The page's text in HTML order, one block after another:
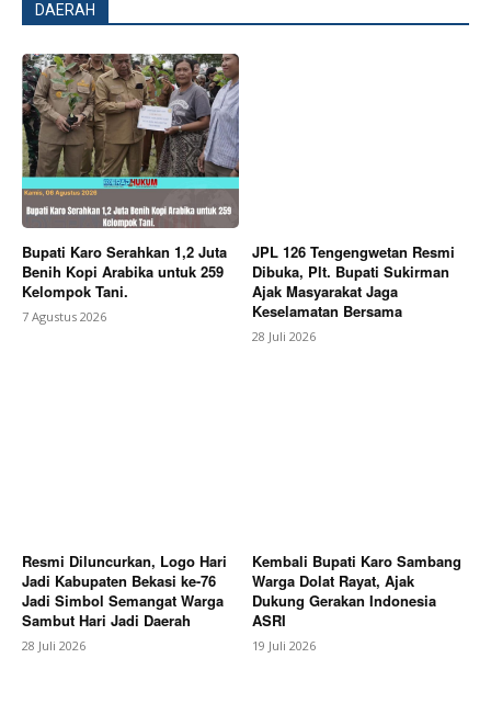
DAERAH
Bupati Karo Serahkan 1,2 Juta
Benih Kopi Arabika untuk 259
Kelompok Tani.
7 Agustus 2026
JPL 126 Tengengwetan Resmi
Dibuka, Plt. Bupati Sukirman
Ajak Masyarakat Jaga
Keselamatan Bersama
28 Juli 2026
Resmi Diluncurkan, Logo Hari
Jadi Kabupaten Bekasi ke-76
Jadi Simbol Semangat Warga
Sambut Hari Jadi Daerah
28 Juli 2026
Kembali Bupati Karo Sambang
Warga Dolat Rayat, Ajak
Dukung Gerakan Indonesia
ASRI
19 Juli 2026